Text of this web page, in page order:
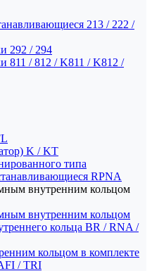
213 / 222 /
292 / 294
811 / 812 / K811 / K812 /
K / KT
типа
RPNA
внутренним кольцом
внутренним кольцом
кольца BR / RNA /
кольцом в комплекте
/ TRI